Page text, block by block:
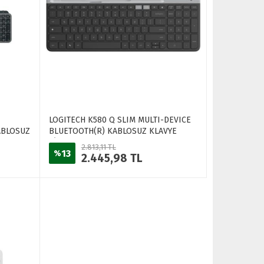
LOGITECH K580 Q SLIM MULTI-DEVICE
BLUETOOTH(R) KABLOSUZ KLAVYE
SİYAH 920-010624
%13
2.813,11 TL
2.445,98 TL